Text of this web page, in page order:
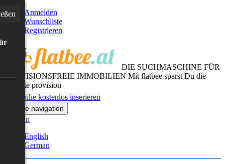
Anmelden
Wunschliste
Registrieren
DIE SUCHMASCHINE FÜR
PROVISIONSFREIE IMMOBILIEN Mit flatbee sparst Du die
gesamte provision
Immobilie kostenlos inserieren
Toggle navigation
German
English
German